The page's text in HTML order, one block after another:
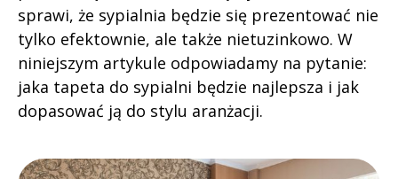
sprawi, że sypialnia będzie się prezentować nie
tylko efektownie, ale także nietuzinkowo. W
niniejszym artykule odpowiadamy na pytanie:
jaka tapeta do sypialni będzie najlepsza i jak
dopasować ją do stylu aranżacji.